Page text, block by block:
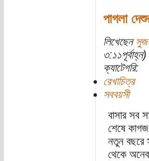
পাগলা
লিখেছেন
৩:১১পূর্বাহ্ন)
ক্যাটেগরি:
রেখাচিত্র
সববয়সী
বাসার সব
শেষে
নতুন বছরে
থেকে